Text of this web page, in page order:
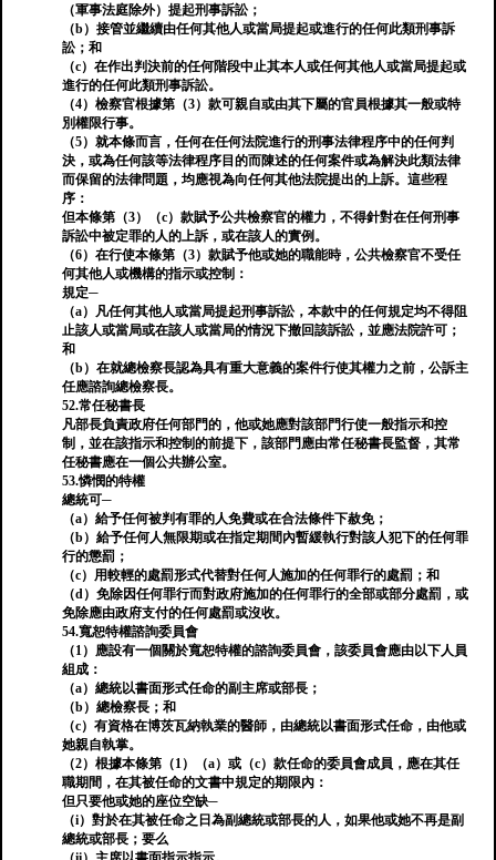
（軍事法庭除外）提起刑事訴訟；
（b）接管並繼續由任何其他人或當局提起或進行的任何此類刑事訴
訟；和
（c）在作出判決前的任何階段中止其本人或任何其他人或當局提起或
進行的任何此類刑事訴訟。
（4）檢察官根據第（3）款可親自或由其下屬的官員根據其一般或特
別權限行事。
（5）就本條而言，任何在任何法院進行的刑事法律程序中的任何判
決，或為任何該等法律程序目的而陳述的任何案件或為解決此類法律
而保留的法律問題，均應視為向任何其他法院提出的上訴。這些程
序：
但本條第（3）（c）款賦予公共檢察官的權力，不得針對在任何刑事
訴訟中被定罪的人的上訴，或在該人的實例。
（6）在行使本條第（3）款賦予他或她的職能時，公共檢察官不受任
何其他人或機構的指示或控制：
規定─
（a）凡任何其他人或當局提起刑事訴訟，本款中的任何規定均不得阻
止該人或當局或在該人或當局的情況下撤回該訴訟，並應法院許可；
和
（b）在就總檢察長認為具有重大意義的案件行使其權力之前，公訴主
任應諮詢總檢察長。
52.常任秘書長
凡部長負責政府任何部門的，他或她應對該部門行使一般指示和控
制，並在該指示和控制的前提下，該部門應由常任秘書長監督，其常
任秘書應在一個公共辦公室。
53.憐憫的特權
總統可─
（a）給予任何被判有罪的人免費或在合法條件下赦免；
（b）給予任何人無限期或在指定期間內暫緩執行對該人犯下的任何罪
行的懲罰；
（c）用較輕的處罰形式代替對任何人施加的任何罪行的處罰；和
（d）免除因任何罪行而對政府施加的任何罪行的全部或部分處罰，或
免除應由政府支付的任何處罰或沒收。
54.寬恕特權諮詢委員會
（1）應設有一個關於寬恕特權的諮詢委員會，該委員會應由以下人員
組成：
（a）總統以書面形式任命的副主席或部長；
（b）總檢察長；和
（c）有資格在博茨瓦納執業的醫師，由總統以書面形式任命，由他或
她親自執掌。
（2）根據本條第（1）（a）或（c）款任命的委員會成員，應在其任
職期間，在其被任命的文書中規定的期限內：
但只要他或她的座位空缺─
（i）對於在其被任命之日為副總統或部長的人，如果他或她不再是副
總統或部長；要么